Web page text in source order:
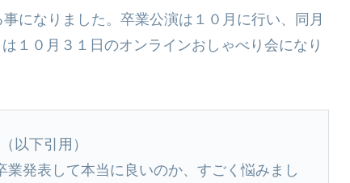
になりました。卒業公演は１０月に行い、同月
１０月３１日のオンラインおしゃべり会になり
以下引用）
業発表して本当に良いのか、すごく悩みまし